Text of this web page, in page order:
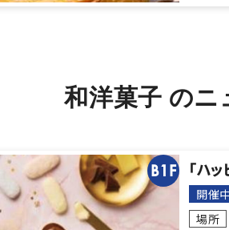
和洋菓子 のニ
B1F 「ハ
開催
場所